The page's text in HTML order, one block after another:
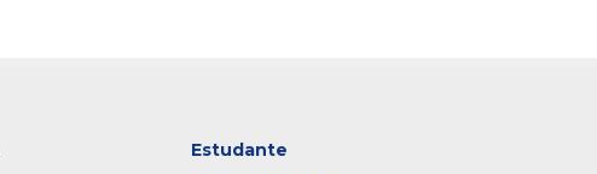
Estudante